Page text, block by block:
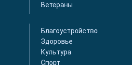
Ветераны
Благоустройство
Здоровье
Культура
Спорт